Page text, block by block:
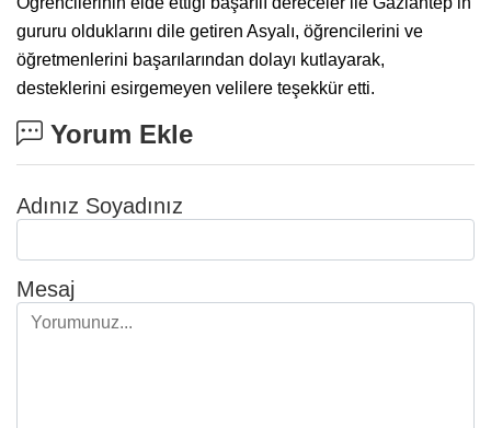
gururu olduklarını dile getiren Asyalı, öğrencilerini ve
öğretmenlerini başarılarından dolayı kutlayarak,
desteklerini esirgemeyen velilere teşekkür etti.
Yorum Ekle
Adınız Soyadınız
Mesaj